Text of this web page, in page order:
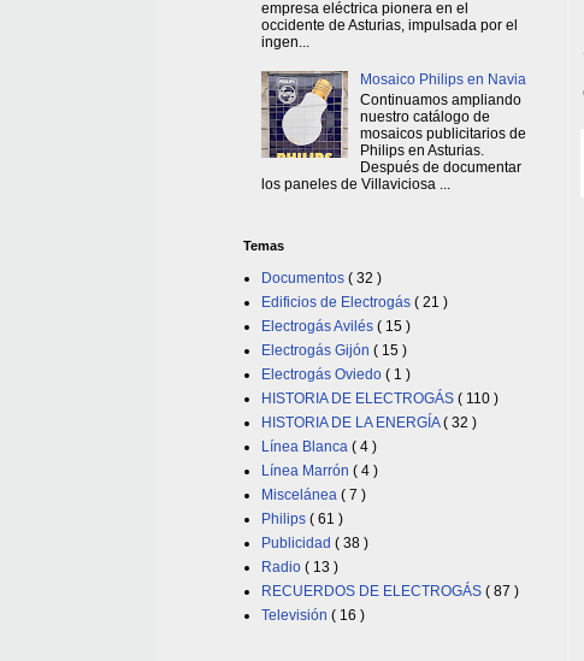
empresa eléctrica pionera en el
occidente de Asturias, impulsada por el
ingen...
Mosaico Philips en Navia
Continuamos ampliando
nuestro catálogo de
mosaicos publicitarios de
Philips en Asturias.
Después de documentar
los paneles de Villaviciosa ...
Temas
Documentos ( 32 )
Edificios de Electrogás ( 21 )
Electrogás Avilés ( 15 )
Electrogás Gijón ( 15 )
Electrogás Oviedo ( 1 )
HISTORIA DE ELECTROGÁS ( 110 )
HISTORIA DE LA ENERGÍA( 32 )
Línea Blanca ( 4 )
Línea Marrón ( 4 )
Miscelánea ( 7 )
Philips ( 61 )
Publicidad ( 38 )
Radio ( 13 )
RECUERDOS DE ELECTROGÁS ( 87 )
Televisión ( 16 )